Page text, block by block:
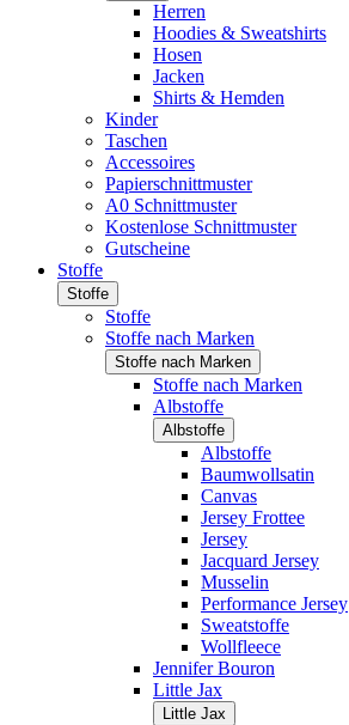
Herren
Hoodies & Sweatshirts
Hosen
Jacken
Shirts & Hemden
Kinder
Taschen
Accessoires
Papierschnittmuster
A0 Schnittmuster
Kostenlose Schnittmuster
Gutscheine
Stoffe
Stoffe
Stoffe
Stoffe nach Marken
Stoffe nach Marken
Stoffe nach Marken
Albstoffe
Albstoffe
Albstoffe
Baumwollsatin
Canvas
Jersey Frottee
Jersey
Jacquard Jersey
Musselin
Performance Jersey
Sweatstoffe
Wollfleece
Jennifer Bouron
Little Jax
Little Jax